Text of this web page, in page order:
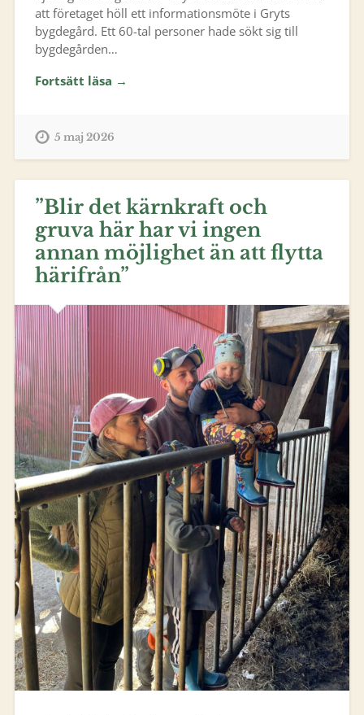
att företaget höll ett informationsmöte i Gryts
bygdegård. Ett 60-tal personer hade sökt sig till
bygdegården…
Fortsätt läsa →
5 maj 2026
”Blir det kärnkraft och
gruva här har vi ingen
annan möjlighet än att flytta
härifrån”